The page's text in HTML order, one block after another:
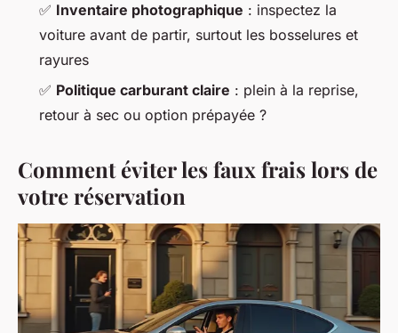
✅ Inventaire photographique : inspectez la
voiture avant de partir, surtout les bosselures et
rayures
✅ Politique carburant claire : plein à la reprise,
retour à sec ou option prépayée ?
Comment éviter les faux frais lors de
votre réservation